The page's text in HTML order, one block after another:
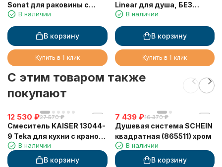
Sonat для раковины с
краном для питьевой
воды
В наличии
В корзину
Купить в 1 клик
Linear для душа, БЕЗ
излива
В наличии
В корзину
Купить в 1 клик
C этим товаром также
покупают
12 530 ₽27 570 ₽
Смеситель KAISER 13044-
9 Teka для кухни с краном
для питьевой воды,
черный матовый
В наличии
В корзину
7 439 ₽16 370 ₽
Душевая система SCHEIN
квадратная (865511) хром
В наличии
В корзину